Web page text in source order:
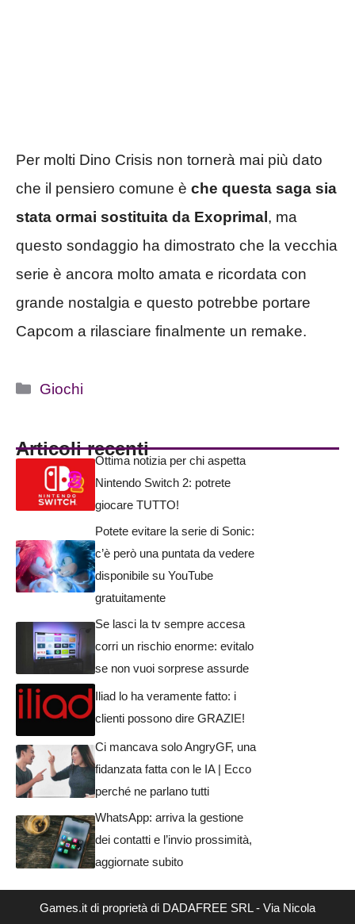
Per molti Dino Crisis non tornerà mai più dato
che il pensiero comune è che questa saga sia
stata ormai sostituita da Exoprimal, ma
questo sondaggio ha dimostrato che la vecchia
serie è ancora molto amata e ricordata con
grande nostalgia e questo potrebbe portare
Capcom a rilasciare finalmente un remake.
Categorie
Giochi
Articoli recenti
Ottima notizia per chi aspetta
Nintendo Switch 2: potrete
giocare TUTTO!
Potete evitare la serie di Sonic:
c’è però una puntata da vedere
disponibile su YouTube
gratuitamente
Se lasci la tv sempre accesa
corri un rischio enorme: evitalo
se non vuoi sorprese assurde
Iliad lo ha veramente fatto: i
clienti possono dire GRAZIE!
Ci mancava solo AngryGF, una
fidanzata fatta con le IA | Ecco
perché ne parlano tutti
WhatsApp: arriva la gestione
dei contatti e l’invio prossimità,
aggiornate subito
Games.it di proprietà di DADAFREE SRL - Via Nicola